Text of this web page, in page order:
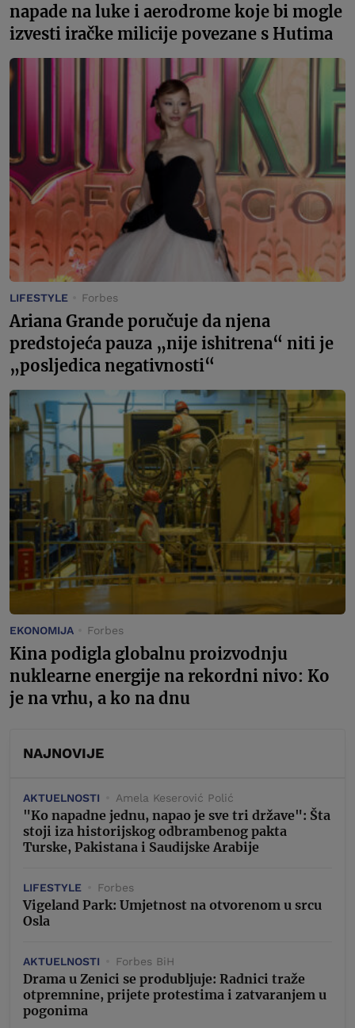
napade na luke i aerodrome koje bi mogle
izvesti iračke milicije povezane s Hutima
LIFESTYLE Forbes
Ariana Grande poručuje da njena
predstojeća pauza „nije ishitrena“ niti je
„posljedica negativnosti“
EKONOMIJA Forbes
Kina podigla globalnu proizvodnju
nuklearne energije na rekordni nivo: Ko
je na vrhu, a ko na dnu
NAJNOVIJE
AKTUELNOSTI Amela Keserović Polić
"Ko napadne jednu, napao je sve tri države": Šta
stoji iza historijskog odbrambenog pakta
Turske, Pakistana i Saudijske Arabije
LIFESTYLE Forbes
Vigeland Park: Umjetnost na otvorenom u srcu
Osla
AKTUELNOSTI Forbes BiH
Drama u Zenici se produbljuje: Radnici traže
otpremnine, prijete protestima i zatvaranjem u
pogonima